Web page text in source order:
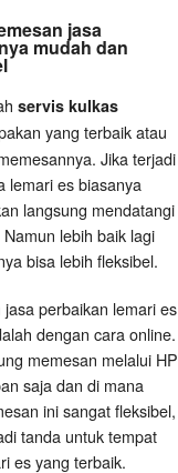
jasa
mudah dan
servis kulkas
yang terbaik atau
Jika terjadi
lemari es biasanya
langsung mendatangi
lebih baik lagi
bisa lebih fleksibel.
perbaikan lemari es
dengan cara online.
memesan melalui HP
saja dan di mana
ini sangat fleksibel,
tanda untuk tempat
es yang terbaik.